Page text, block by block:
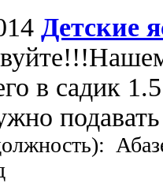
Детские
в садик